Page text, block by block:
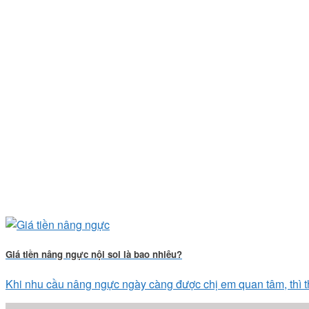
Giá tiền nâng ngực nội soi là bao nhiêu?
Khi nhu cầu nâng ngực ngày càng được chị em quan tâm, thì